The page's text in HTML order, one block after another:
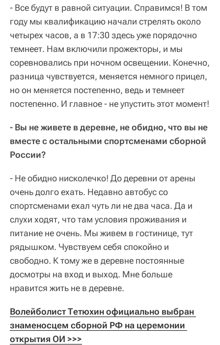
- Все будут в равной ситуации. Справимся! В том
году мы квалификацию начали стрелять около
четырех часов, а в 17:30 здесь уже порядочно
темнеет. Нам включили прожекторы, и мы
соревновались при ночном освещении. Конечно,
разница чувствуется, меняется немного прицел,
но он меняется постепенно, ведь и темнеет
постепенно. И главное - не упустить этот момент!
- Вы не живете в деревне, не обидно, что вы не
вместе с остальными спортсменами сборной
России?
- Не обидно нисколечко! До деревни от арены
очень долго ехать. Недавно автобус со
спортсменами ехал чуть ли не два часа. Да и
слухи ходят, что там условия проживания и
питание не очень. Мы живем в гостинице, тут
рядышком. Чувствуем себя спокойно и
свободно. К тому же в деревне постоянные
досмотры на вход и выход. Мне больше
нравится жить не в деревне.
Волейболист Тетюхин официально выбран
знаменосцем сборной РФ на церемонии
открытия ОИ >>>